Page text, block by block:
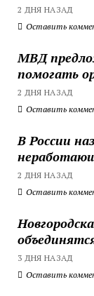
2 ДНЯ НАЗАД
Оставить
МВД
помогать
2 ДНЯ НАЗАД
Оставить
В России
2 ДНЯ НАЗАД
Оставить
3 ДНЯ НАЗАД
Оставить